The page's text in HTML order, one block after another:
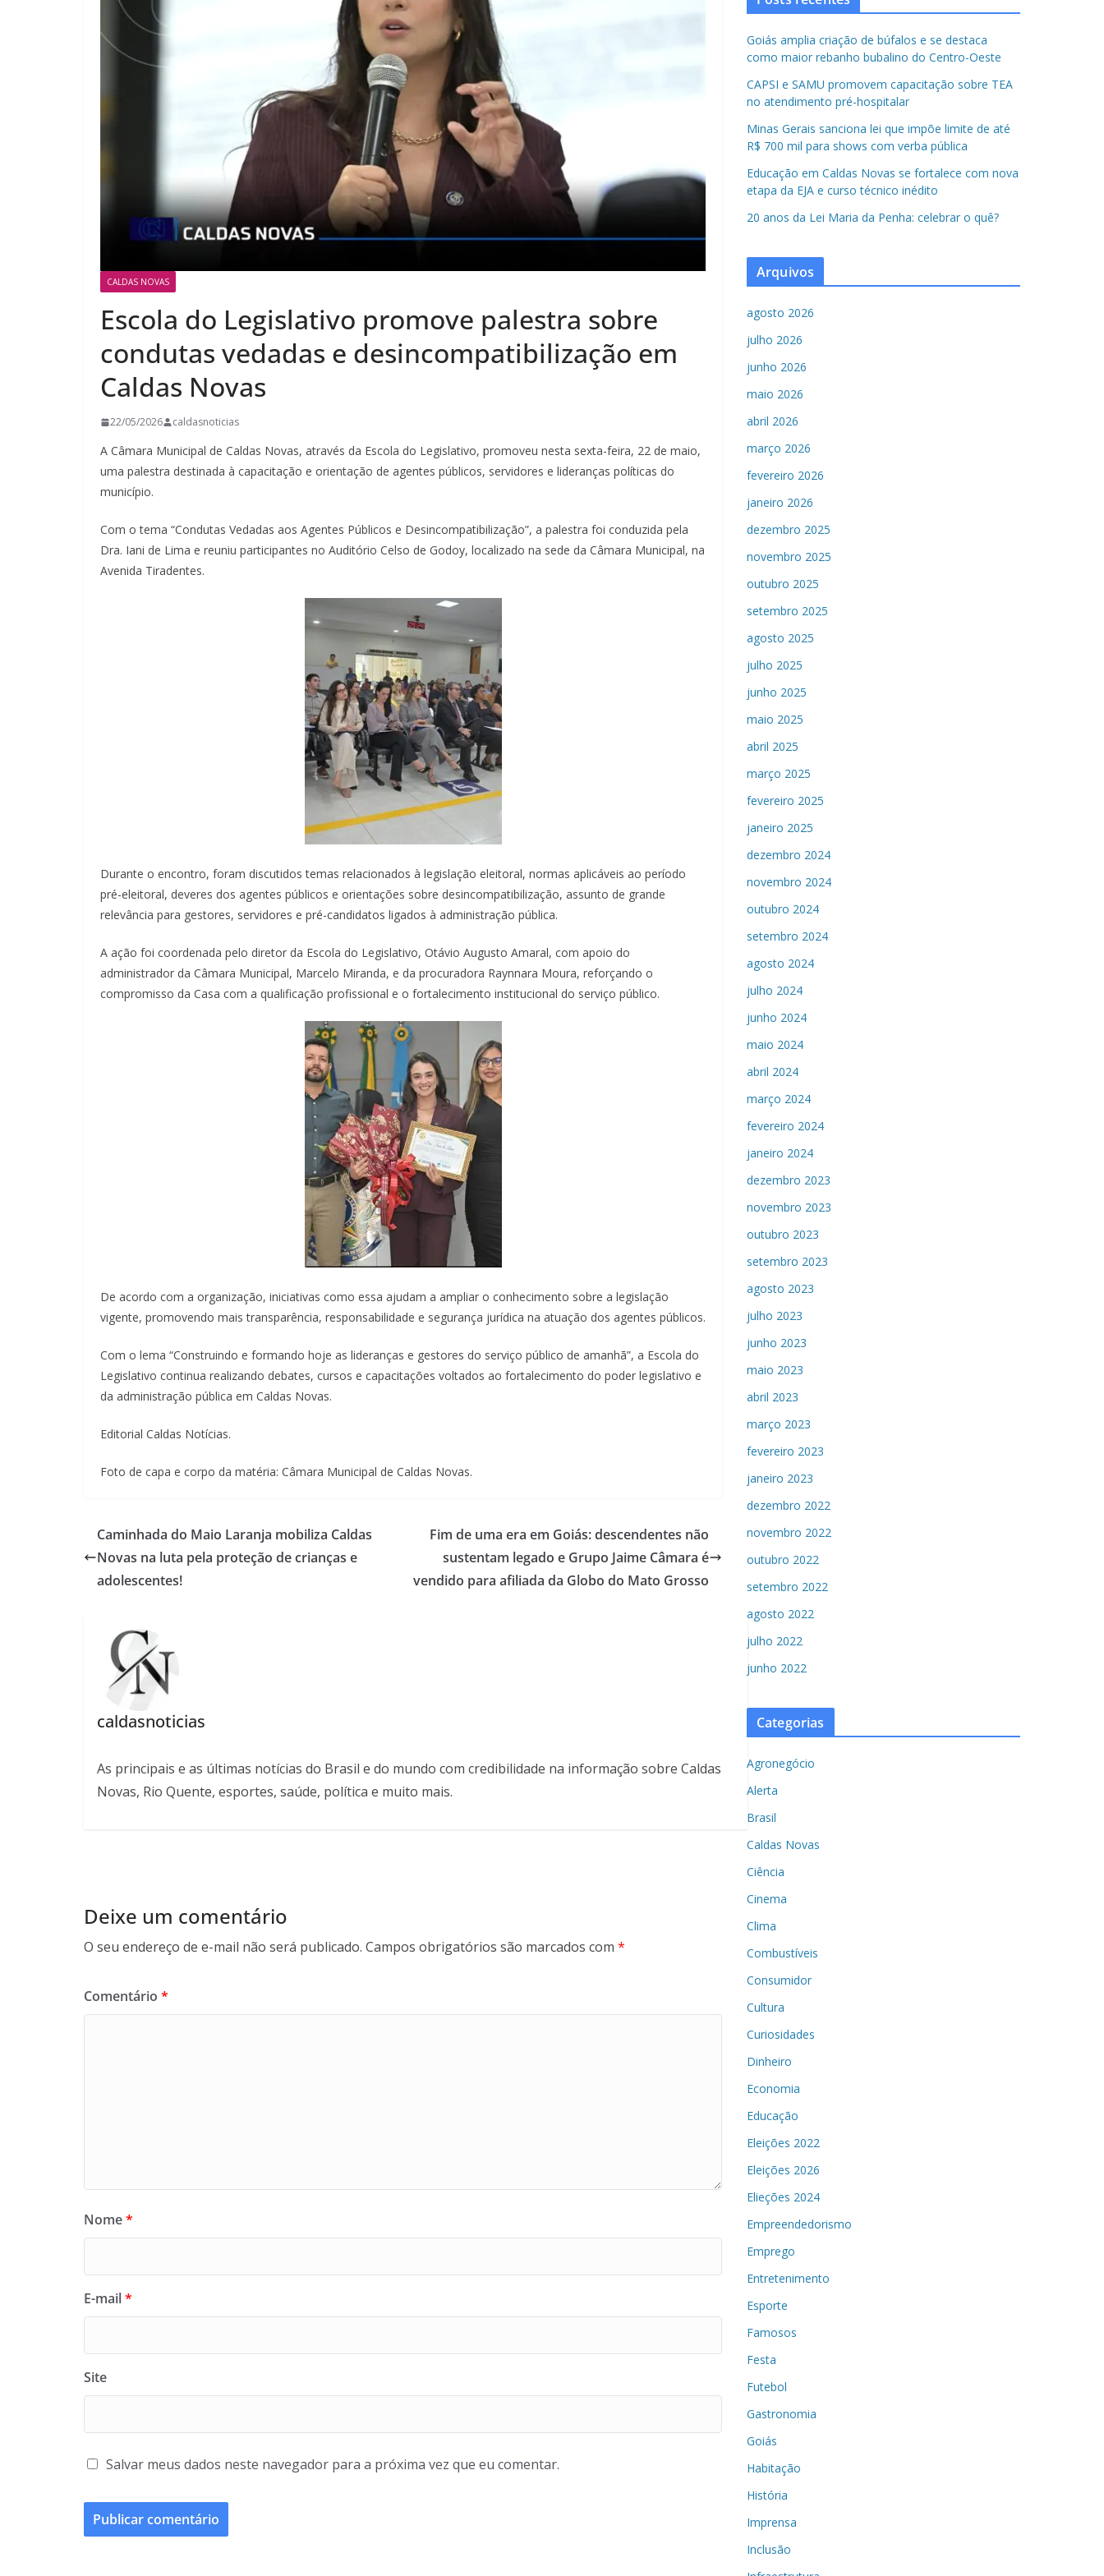
CALDAS NOVAS
Escola do Legislativo promove palestra sobre
condutas vedadas e desincompatibilização em
Caldas Novas
22/05/2026 caldasnoticias
A Câmara Municipal de Caldas Novas, através da Escola do Legislativo, promoveu nesta sexta-feira, 22 de maio,
uma palestra destinada à capacitação e orientação de agentes públicos, servidores e lideranças políticas do
município.
Com o tema “Condutas Vedadas aos Agentes Públicos e Desincompatibilização”, a palestra foi conduzida pela
Dra. Iani de Lima e reuniu participantes no Auditório Celso de Godoy, localizado na sede da Câmara Municipal, na
Avenida Tiradentes.
Durante o encontro, foram discutidos temas relacionados à legislação eleitoral, normas aplicáveis ao período
pré-eleitoral, deveres dos agentes públicos e orientações sobre desincompatibilização, assunto de grande
relevância para gestores, servidores e pré-candidatos ligados à administração pública.
A ação foi coordenada pelo diretor da Escola do Legislativo, Otávio Augusto Amaral, com apoio do
administrador da Câmara Municipal, Marcelo Miranda, e da procuradora Raynnara Moura, reforçando o
compromisso da Casa com a qualificação profissional e o fortalecimento institucional do serviço público.
De acordo com a organização, iniciativas como essa ajudam a ampliar o conhecimento sobre a legislação
vigente, promovendo mais transparência, responsabilidade e segurança jurídica na atuação dos agentes públicos.
Com o lema “Construindo e formando hoje as lideranças e gestores do serviço público de amanhã”, a Escola do
Legislativo continua realizando debates, cursos e capacitações voltados ao fortalecimento do poder legislativo e
da administração pública em Caldas Novas.
Editorial Caldas Notícias.
Foto de capa e corpo da matéria: Câmara Municipal de Caldas Novas.
Caminhada do Maio Laranja mobiliza Caldas
Novas na luta pela proteção de crianças e
adolescentes!
Fim de uma era em Goiás: descendentes não
sustentam legado e Grupo Jaime Câmara é
vendido para afiliada da Globo do Mato Grosso
caldasnoticias
As principais e as últimas notícias do Brasil e do mundo com credibilidade na informação sobre Caldas
Novas, Rio Quente, esportes, saúde, política e muito mais.
Deixe um comentário
O seu endereço de e-mail não será publicado. Campos obrigatórios são marcados com *
Comentário *
Nome*
E-mail*
Site
Salvar meus dados neste navegador para a próxima vez que eu comentar.
Goiás amplia criação de búfalos e se destaca
como maior rebanho bubalino do Centro-Oeste
CAPSI e SAMU promovem capacitação sobre TEA
no atendimento pré-hospitalar
Minas Gerais sanciona lei que impõe limite de até
R$ 700 mil para shows com verba pública
Educação em Caldas Novas se fortalece com nova
etapa da EJA e curso técnico inédito
20 anos da Lei Maria da Penha: celebrar o quê?
Arquivos
agosto 2026
julho 2026
junho 2026
maio 2026
abril 2026
março 2026
fevereiro 2026
janeiro 2026
dezembro 2025
novembro 2025
outubro 2025
setembro 2025
agosto 2025
julho 2025
junho 2025
maio 2025
abril 2025
março 2025
fevereiro 2025
janeiro 2025
dezembro 2024
novembro 2024
outubro 2024
setembro 2024
agosto 2024
julho 2024
junho 2024
maio 2024
abril 2024
março 2024
fevereiro 2024
janeiro 2024
dezembro 2023
novembro 2023
outubro 2023
setembro 2023
agosto 2023
julho 2023
junho 2023
maio 2023
abril 2023
março 2023
fevereiro 2023
janeiro 2023
dezembro 2022
novembro 2022
outubro 2022
setembro 2022
agosto 2022
julho 2022
junho 2022
Categorias
Agronegócio
Alerta
Brasil
Caldas Novas
Ciência
Cinema
Clima
Combustíveis
Consumidor
Cultura
Curiosidades
Dinheiro
Economia
Educação
Eleições 2022
Eleições 2026
Elieções 2024
Empreendedorismo
Emprego
Entretenimento
Esporte
Famosos
Festa
Futebol
Gastronomia
Goiás
Habitação
História
Imprensa
Inclusão